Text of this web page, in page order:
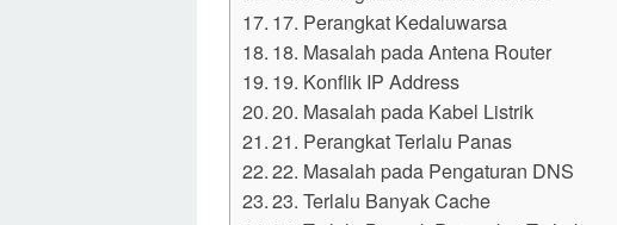
17. Perangkat Kedaluwarsa
18. Masalah pada Antena Router
19. Konflik IP Address
20. Masalah pada Kabel Listrik
21. Perangkat Terlalu Panas
22. Masalah pada Pengaturan DNS
23. Terlalu Banyak Cache